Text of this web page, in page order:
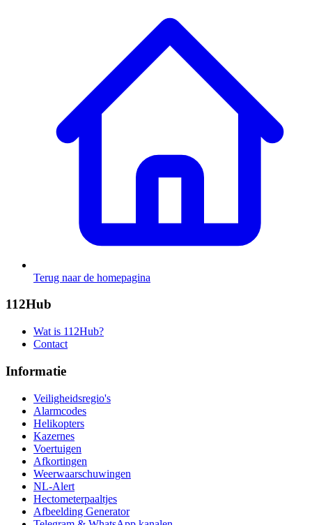
Terug naar de homepagina
112Hub
Wat is 112Hub?
Contact
Informatie
Veiligheidsregio's
Alarmcodes
Helikopters
Kazernes
Voertuigen
Afkortingen
Weerwaarschuwingen
NL-Alert
Hectometerpaaltjes
Afbeelding Generator